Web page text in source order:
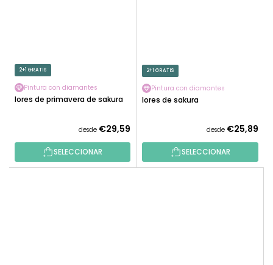
2+1 GRATIS
Pintura con diamantes
Flores de primavera de sakura
desde €29,59
SELECCIONAR
2+1 GRATIS
Pintura con diamantes
Flores de sakura
desde €25,89
SELECCIONAR